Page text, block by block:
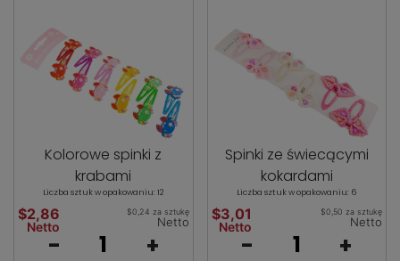
Kolorowe spinki z
krabami
Liczba sztuk w opakowaniu: 12
$2,86
Netto
$0,24 za sztukę
Netto
- +
Spinki ze świecącymi
kokardami
Liczba sztuk w opakowaniu: 6
$3,01
Netto
$0,50 za sztukę
Netto
- +